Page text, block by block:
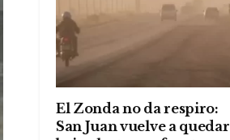
El Zonda no da respiro:
San Juan vuelve a quedar